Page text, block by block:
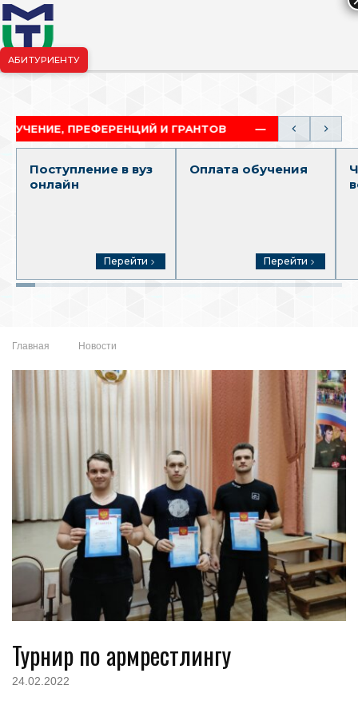
АБИТУРИЕНТУ
ПРЕФЕРЕНЦИЙ И ГРАНТОВ
Поступление в вуз
онлайн
Перейти
Оплата обучения
Перейти
Главная Новости
Турнир по армрестлингу
24.02.2022